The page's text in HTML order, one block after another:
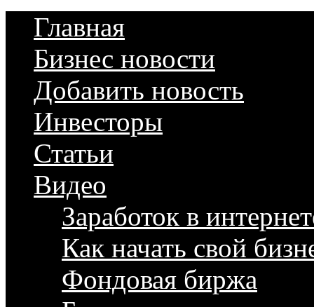
Главная
Бизнес новости
Добавить новость
Инвесторы
Статьи
Видео
Заработок в
Как начать свой
Фондовая биржа